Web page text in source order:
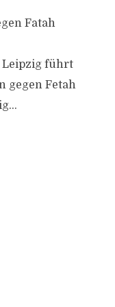
Fatah
Leipzig führt
gegen Fetah